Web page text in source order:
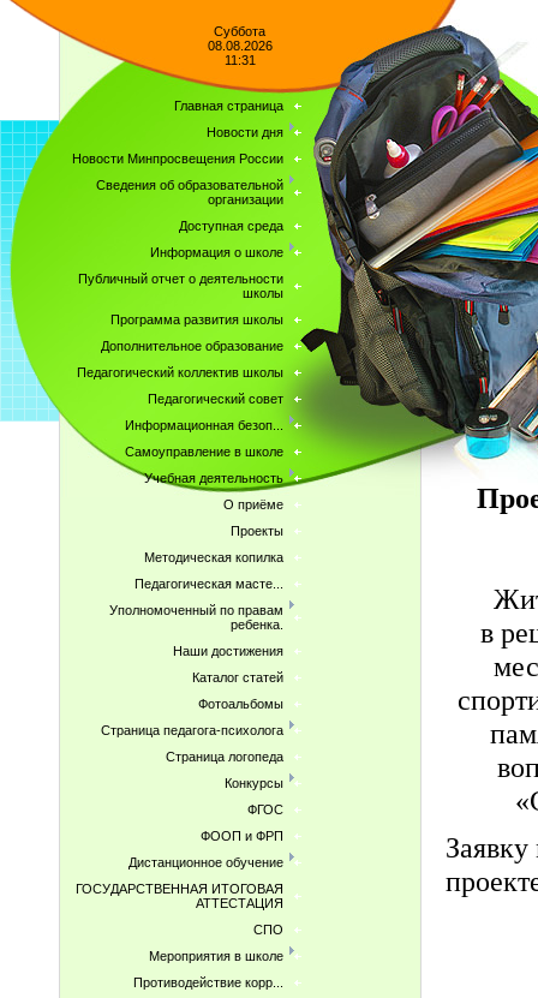
Суббота
08.08.2026
11:31
Главная страница
Новости дня
Новости Минпросвещения России
Сведения об образовательной
организации
Доступная среда
Информация о школе
Публичный отчет о деятельности
школы
Программа развития школы
Дополнительное образование
Педагогический коллектив школы
Педагогический совет
Информационная безоп...
Самоуправление в школе
Учебная деятельность
О приёме
Проекты
Методическая копилка
Педагогическая масте...
Уполномоченный по правам
ребенка.
Наши достижения
Каталог статей
Фотоальбомы
Страница педагога-психолога
Страница логопеда
Конкурсы
ФГОС
ФООП и ФРП
Дистанционное обучение
ГОСУДАРСТВЕННАЯ ИТОГОВАЯ
АТТЕСТАЦИЯ
СПО
Мероприятия в школе
Противодействие корр...
в